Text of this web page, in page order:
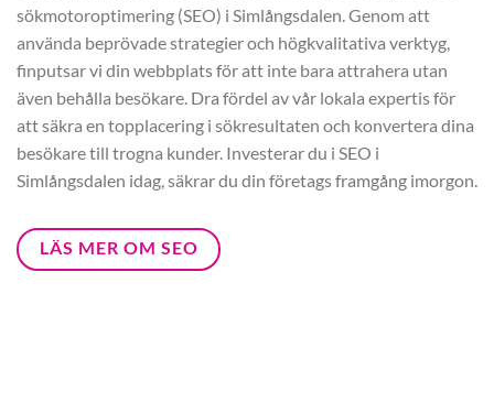
sökmotoroptimering (SEO) i Simlångsdalen. Genom att
använda beprövade strategier och högkvalitativa verktyg,
finputsar vi din webbplats för att inte bara attrahera utan
även behålla besökare. Dra fördel av vår lokala expertis för
att säkra en topplacering i sökresultaten och konvertera dina
besökare till trogna kunder. Investerar du i SEO i
Simlångsdalen idag, säkrar du din företags framgång imorgon.
LÄS MER OM SEO